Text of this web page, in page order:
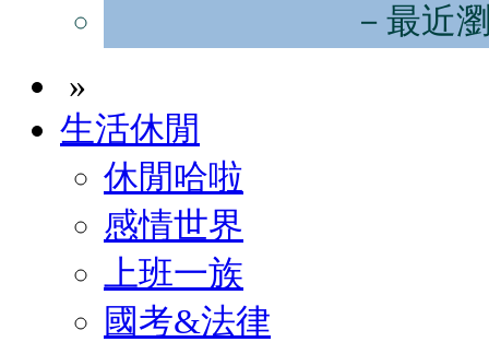
－最近
»
生活休閒
休閒哈啦
感情世界
上班一族
國考&法律